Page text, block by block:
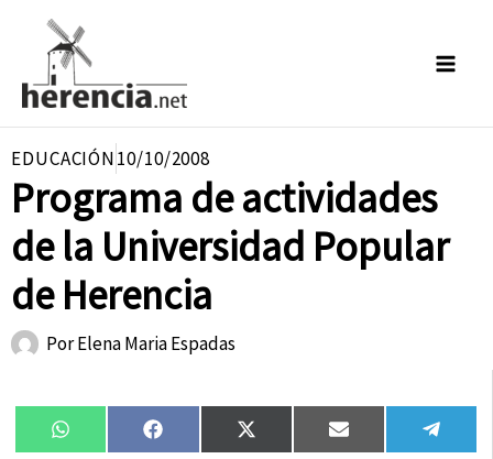
contenido
EDUCACIÓN10/10/2008
Programa de actividades
de la Universidad Popular
de Herencia
PorElena Maria Espadas
Compartir
WhatsAppCompartir
FacebookCompartir
X
Compartir
Email